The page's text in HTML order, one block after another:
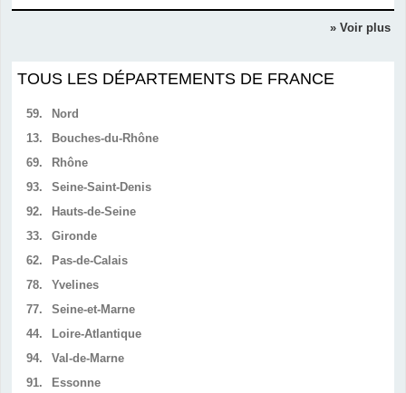
» Voir plus
TOUS LES DÉPARTEMENTS DE FRANCE
59.
Nord
13.
Bouches-du-Rhône
69.
Rhône
93.
Seine-Saint-Denis
92.
Hauts-de-Seine
33.
Gironde
62.
Pas-de-Calais
78.
Yvelines
77.
Seine-et-Marne
44.
Loire-Atlantique
94.
Val-de-Marne
91.
Essonne